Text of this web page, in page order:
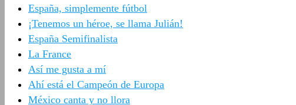
España, simplemente fútbol
¡Tenemos un héroe, se llama Julián!
España Semifinalista
La France
Así me gusta a mí
Ahí está el Campeón de Europa
México canta y no llora